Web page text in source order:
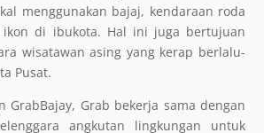
menggunakan bajaj, kendaraan roda
di ibukota. Hal ini juga bertujuan
wisatawan asing yang kerap berlalu-
Pusat.
GrabBajay, Grab bekerja sama dengan
angkutan lingkungan untuk